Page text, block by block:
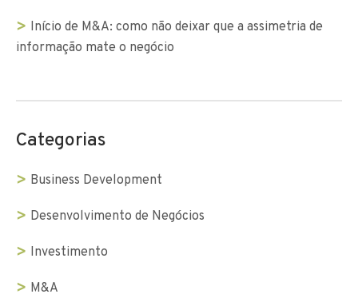
Início de M&A: como não deixar que a assimetria de
informação mate o negócio
Categorias
Business Development
Desenvolvimento de Negócios
Investimento
M&A